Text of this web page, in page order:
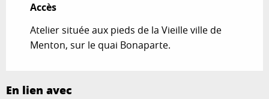
Accès
Accès
Atelier située aux pieds de la Vieille ville de
Menton, sur le quai Bonaparte.
En lien avec